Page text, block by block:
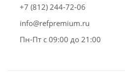
+7 (812) 244-72-06
info@refpremium.ru
Пн-Пт с 09:00 до 21:00